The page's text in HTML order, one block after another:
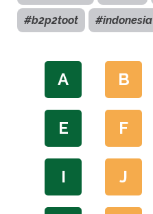
#b2p2toot #indonesia
A B
E F
I J